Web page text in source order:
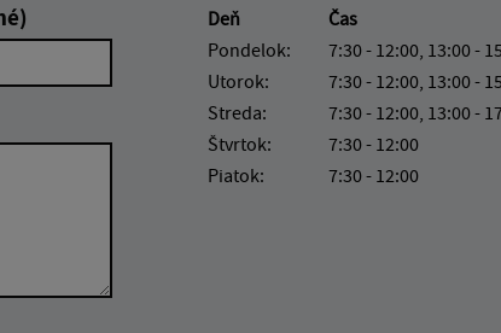
Deň
Čas
Pondelok:
7:30 - 12:00, 13:00 -
Utorok:
7:30 - 12:00, 13:00 -
Streda:
7:30 - 12:00, 13:00 -
Štvrtok:
7:30 - 12:00
Piatok:
7:30 - 12:00